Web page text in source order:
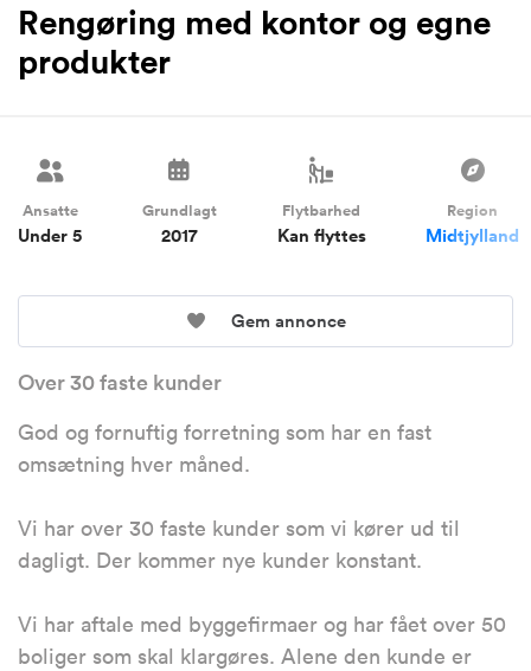
Rengøring med kontor og egne
produkter
Ansatte
Under 5
Grundlagt
2017
Flytbarhed
Kan flyttes
Region
Midtjylland
Gem annonce
Over 30 faste kunder
God og fornuftig forretning som har en fast
omsætning hver måned.
Vi har over 30 faste kunder som vi kører ud til
dagligt. Der kommer nye kunder konstant.
Vi har aftale med byggefirmaer og har fået over 50
boliger som skal klargøres. Alene den kunde er